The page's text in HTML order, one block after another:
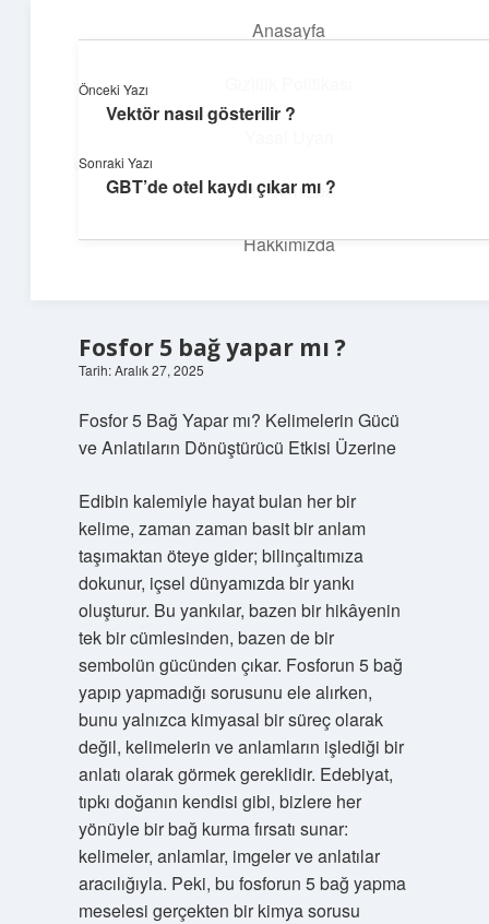
Anasayfa
Hakkımızda
Hakkımızda
İlham Veren Köşeler
Günlük yaşamdan pratik fikirler ve sıradışı keşifler burada.
Fosfor 5 bağ yapar mı ?
Tarih: Aralık 27, 2025
Fosfor 5 Bağ Yapar mı? Kelimelerin Gücü
ve Anlatıların Dönüştürücü Etkisi Üzerine
Edibin kalemiyle hayat bulan her bir
kelime, zaman zaman basit bir anlam
taşımaktan öteye gider; bilinçaltımıza
dokunur, içsel dünyamızda bir yankı
oluşturur. Bu yankılar, bazen bir hikâyenin
tek bir cümlesinden, bazen de bir
sembolün gücünden çıkar. Fosforun 5 bağ
yapıp yapmadığı sorusunu ele alırken,
bunu yalnızca kimyasal bir süreç olarak
değil, kelimelerin ve anlamların işlediği bir
anlatı olarak görmek gereklidir. Edebiyat,
tıpkı doğanın kendisi gibi, bizlere her
yönüyle bir bağ kurma fırsatı sunar:
kelimeler, anlamlar, imgeler ve anlatılar
aracılığıyla. Peki, bu fosforun 5 bağ yapma
meselesi gerçekten bir kimya sorusu
Önceki Yazı
Vektör nasıl gösterilir ?
Sonraki Yazı
GBT’de otel kaydı çıkar mı ?